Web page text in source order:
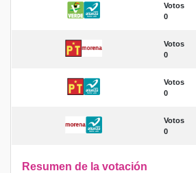
Votos
0
Votos
0
Votos
0
Votos
0
Resumen de la votación